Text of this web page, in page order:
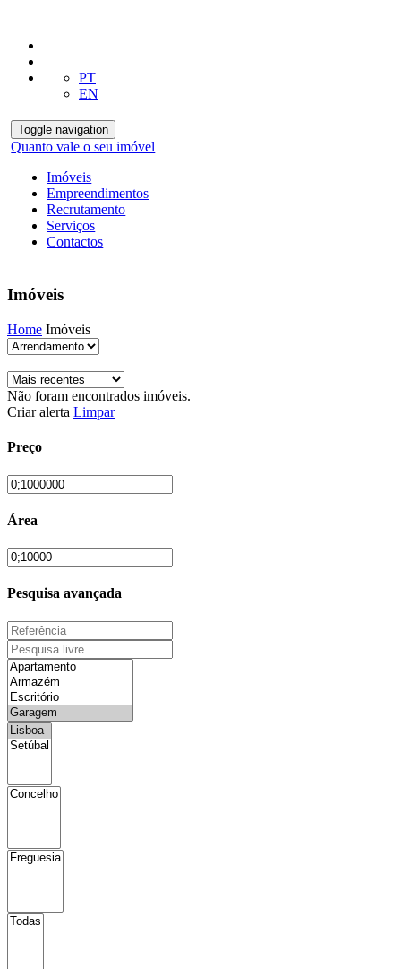
PT
EN
Toggle navigation
Quanto vale o seu imóvel
Imóveis
Empreendimentos
Recrutamento
Serviços
Contactos
Imóveis
Home Imóveis
Não foram encontrados imóveis.
Criar alerta Limpar
Preço
Área
Pesquisa avançada